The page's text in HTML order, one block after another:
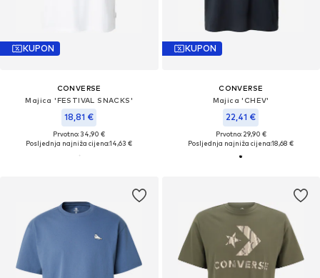
KUPON
CONVERSE
Majica 'FESTIVAL SNACKS'
18,81 €
Prvotno: 34,90 €
Posljednja najniža cijena:14,63 €
KUPON
CONVERSE
Majica 'CHEV'
22,41 €
Prvotno: 29,90 €
Posljednja najniža cijena:18,68 €